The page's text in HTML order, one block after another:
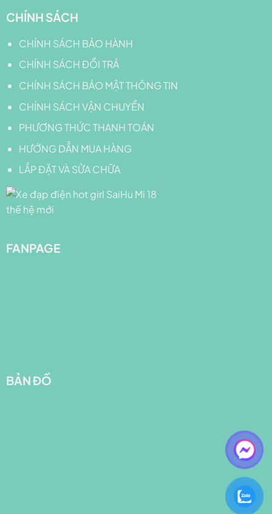
CHÍNH SÁCH
CHÍNH SÁCH BẢO HÀNH
CHÍNH SÁCH ĐỔI TRẢ
CHÍNH SÁCH BẢO MẬT THÔNG TIN
CHÍNH SÁCH VẬN CHUYỂN
PHƯƠNG THỨC THANH TOÁN
HƯỚNG DẪN MUA HÀNG
LẮP ĐẶT VÀ SỬA CHỮA
FANPAGE
BẢN ĐỒ